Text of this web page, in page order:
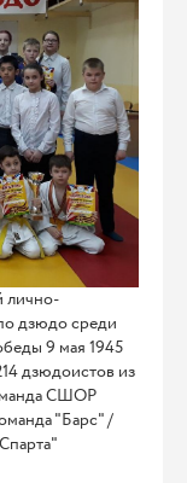
лично-
дзюдо среди
9 мая 1945
дзюдоистов из
СШОР
"Барс" /